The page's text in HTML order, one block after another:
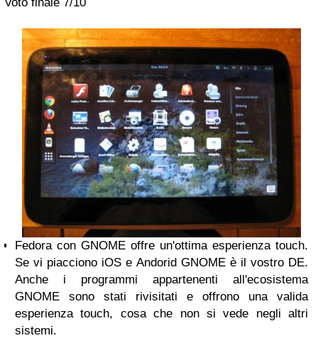
Fedora con GNOME offre un'ottima esperienza touch.
Se vi piacciono iOS e Andorid GNOME è il vostro DE.
Anche i programmi appartenenti all'ecosistema
GNOME sono stati rivisitati e offrono una valida
esperienza touch, cosa che non si vede negli altri
sistemi.